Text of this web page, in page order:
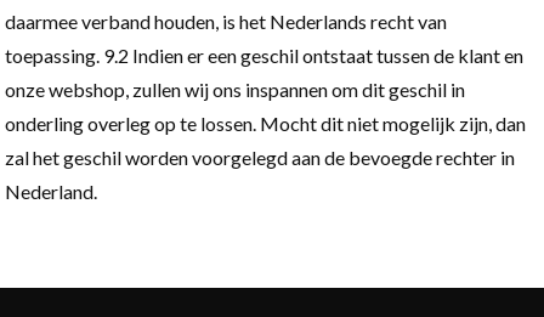
daarmee verband houden, is het Nederlands recht van
toepassing. 9.2 Indien er een geschil ontstaat tussen de klant en
onze webshop, zullen wij ons inspannen om dit geschil in
onderling overleg op te lossen. Mocht dit niet mogelijk zijn, dan
zal het geschil worden voorgelegd aan de bevoegde rechter in
Nederland.